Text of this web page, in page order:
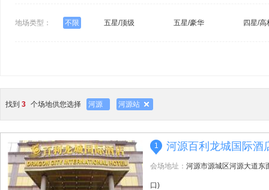
地场类型： 不限 五星/顶级 五星/豪华 四星/高
找到 3 个场地供您选择 河源 河源站
1 河源百利龙城国际酒
会场地址： 河源市源城区河源大道东
口)